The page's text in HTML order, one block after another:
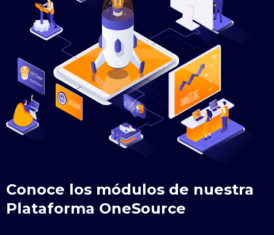
Conoce los módulos de nuestra
Plataforma OneSource